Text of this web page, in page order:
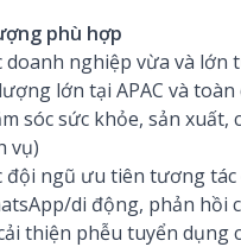
phù hợp
doanh nghiệp vừa và lớn
lớn tại APAC và toàn
sóc sức khỏe, sản xuất,
vụ)
đội ngũ ưu tiên tương tác
di động, phản hồi
thiện phễu tuyển dụng